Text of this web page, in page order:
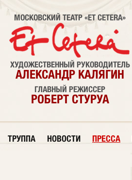
МОСКОВСКИЙ ТЕАТР «ET CETERA»
ХУДОЖЕСТВЕННЫЙ РУКОВОДИТЕЛЬ
АЛЕКСАНДР КАЛЯГИН
ГЛАВНЫЙ РЕЖИССЕР
РОБЕРТ СТУРУА
ТРУППА НОВОСТИ ПРЕССА